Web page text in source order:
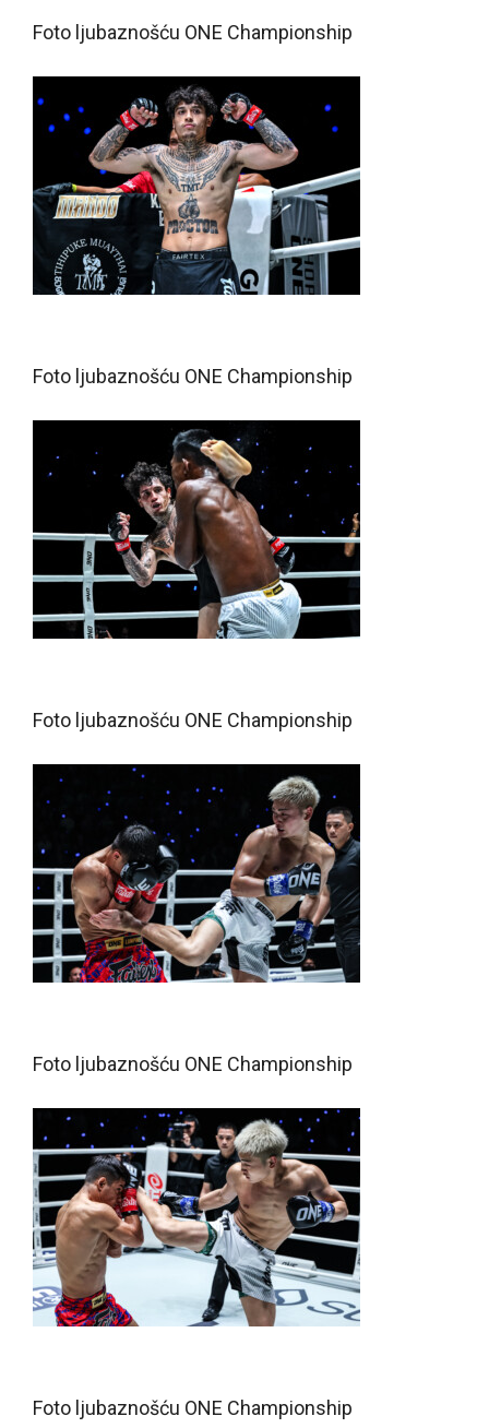
Foto ljubaznošću ONE Championship
Foto ljubaznošću ONE Championship
Foto ljubaznošću ONE Championship
Foto ljubaznošću ONE Championship
Foto ljubaznošću ONE Championship